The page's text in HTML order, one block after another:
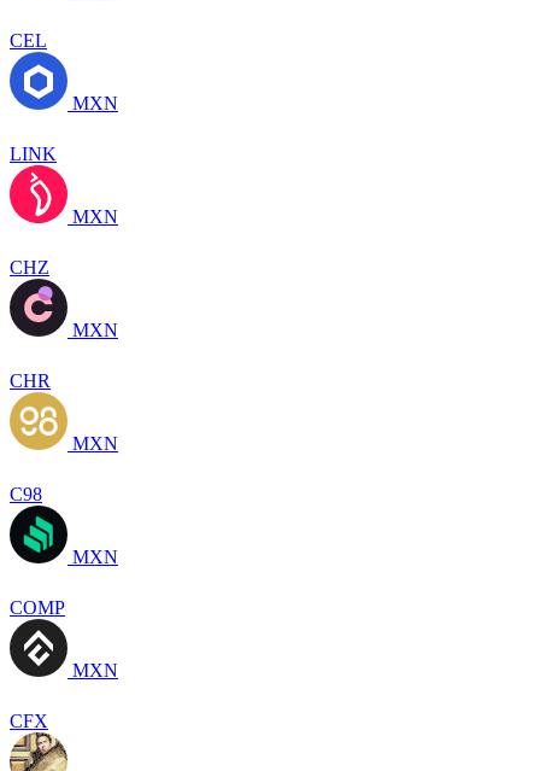
CEL
MXN
LINK
MXN
CHZ
MXN
CHR
MXN
C98
MXN
COMP
MXN
CFX